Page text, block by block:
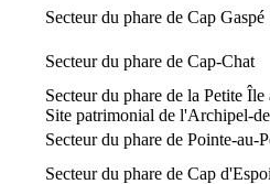
Secteur du phare de Cap Gaspé
Secteur du phare de Cap-Chat
Secteur du phare de la Petite Île
Site patrimonial de l'Archipel-
Secteur du phare de Pointe-au-
Secteur du phare de Cap